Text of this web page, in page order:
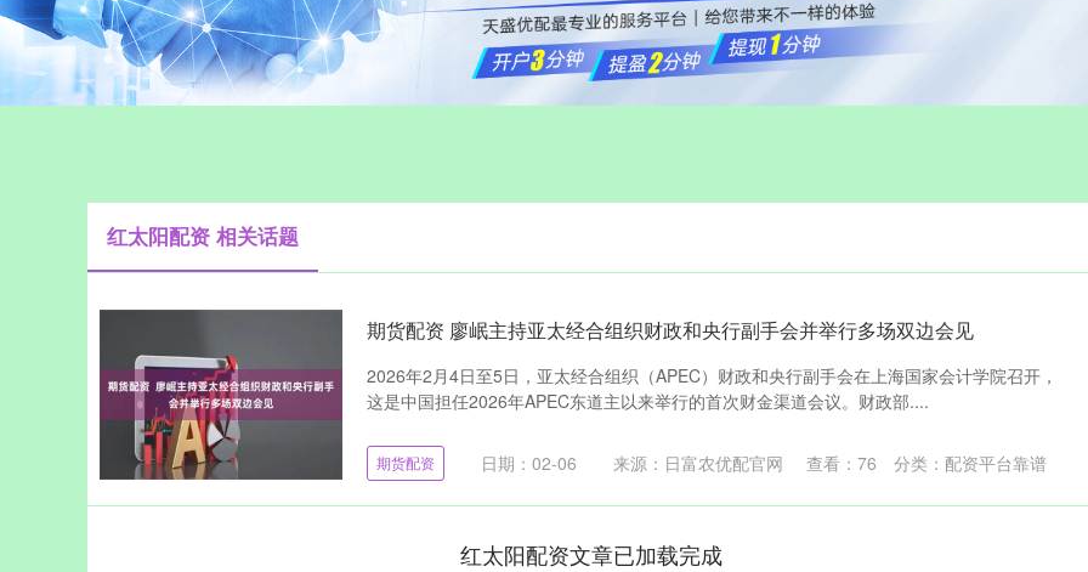
红太阳配资 相关话题
期货配资 廖岷主持亚太经合组织财政和央行副手会并举行多场双边会见
2026年2月4日至5日，亚太经合组织（APEC）财政和央行副手会在上海国家会计学院召开，
这是中国担任2026年APEC东道主以来举行的首次财金渠道会议。财政部....
期货配资 日期：02-06 来源：日富农优配官网 查看：76 分类：配资平台靠谱
红太阳配资文章已加载完成